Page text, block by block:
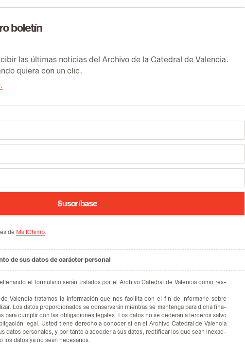
boletín
las úl­ti­mas no­ti­cias del Ar­chi­vo de la Ca­te­dral de Va­len­cia.
quie­ra con un clic.
Suscríbase
de MailChimp
de sus datos de carácter personal
el for­mu­la­rio se­rán tra­ta­dos por el Ar­chi­vo Ca­te­dral de Va­len­cia como res­
Va­len­cia tra­ta­mos la in­for­ma­ción que nos fa­ci­li­ta con el fin de in­for­mar­le so­bre
Los da­tos pro­por­cio­na­dos se con­ser­va­rán mien­tras se man­ten­ga para di­cha fi­na­
para cum­plir con las obli­ga­cio­nes le­ga­les. Los da­tos no se ce­de­rán a ter­ce­ros sal­vo
le­gal. Us­ted tie­ne de­re­cho a co­no­cer si en el Ar­chi­vo Ca­te­dral de Va­len­cia
da­tos per­so­na­les, y por tan­to a ac­ce­der a sus da­tos, rec­ti­fi­car los que sean inexac­
da­tos ya no sean ne­ce­sa­rios.